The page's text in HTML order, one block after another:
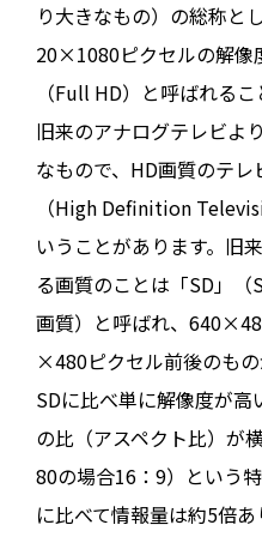
り大きなもの）の総称と
20×1080ピクセルの解像
（Full HD）と呼ばれるこ
旧来のアナログテレビよ
なもので、HD画質のテ
（High Definition
いうことがあります。旧
る画質のことは「SD」
画質）と呼ばれ、
×480ピクセル前後のも
SDに比べ単に解像度が
の比（アスペクト比）が
80の場合16：9）という
に比べて情報量は約5倍